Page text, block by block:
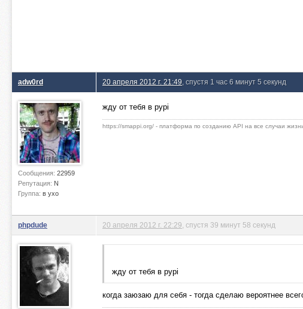
adw0rd
Сообщения: 22959
Репутация: N
Группа: в ухо
20 апреля 2012 г. 21:49 , спустя 1 час 6 минут 5 секунд
жду от тебя в pypi
https://smappi.org/ - платформа по созданию API на все случаи
phpdude 20 апреля 2012 г. 22:29 , спустя 39 минут 58 секунд
жду от тебя в pypi
когда заюзаю для себя - тогда сделаю вероятнее